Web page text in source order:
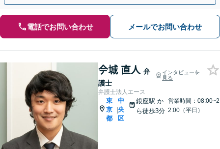
電話でお問い合わせ メールでお問い合わせ
𫝆城 直人 弁
護士
インタビューを
見る
弁護士法人エース
東
京
都
|
中
央
区
銀座駅 か
ら徒歩3分
営業時間：08:00~2
2:00（平日）